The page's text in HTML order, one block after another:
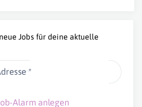
Jobs für deine aktuelle
*
Alarm anlegen